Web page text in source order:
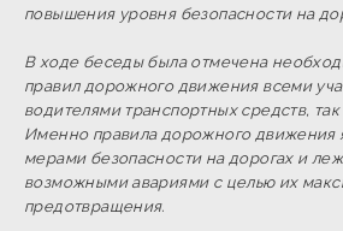
повышения уровня безопасности на
В ходе беседы была отмечена
правил дорожного движения всеми
водителями транспортных средств,
Именно правила дорожного движения
мерами безопасности на дорогах и
возможными авариями с целью их
предотвращения.